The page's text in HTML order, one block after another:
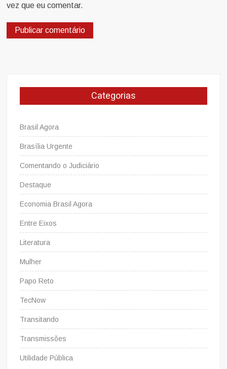
vez que eu comentar.
Categorias
Brasil Agora
Brasília Urgente
Comentando o Judiciário
Destaque
Economia Brasil Agora
Entre Eixos
Literatura
Mulher
Papo Reto
TecNow
Transitando
Transmissões
Utilidade Pública